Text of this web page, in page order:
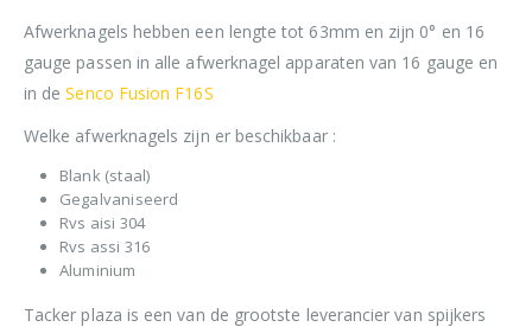
Afwerknagels hebben een lengte tot 63mm en zijn 0° en 16
gauge passen in alle afwerknagel apparaten van 16 gauge en
in deSenco Fusion F16S
Welke afwerknagels zijn er beschikbaar :
Blank (staal)
Gegalvaniseerd
Rvs aisi 304
Rvs assi 316
Aluminium
Tacker plaza is een van de grootste leverancier van spijkers